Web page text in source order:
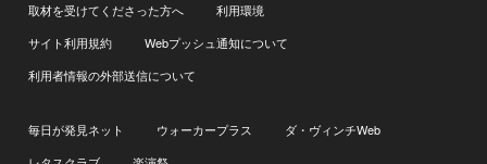
取材を受けてくださった方へ
利用環境
サイト利用規約
Webプッシュ通知について
利用者情報の外部送信について
毎日が発見ネット ウォーカープラス
ダ・ヴィンチWeb